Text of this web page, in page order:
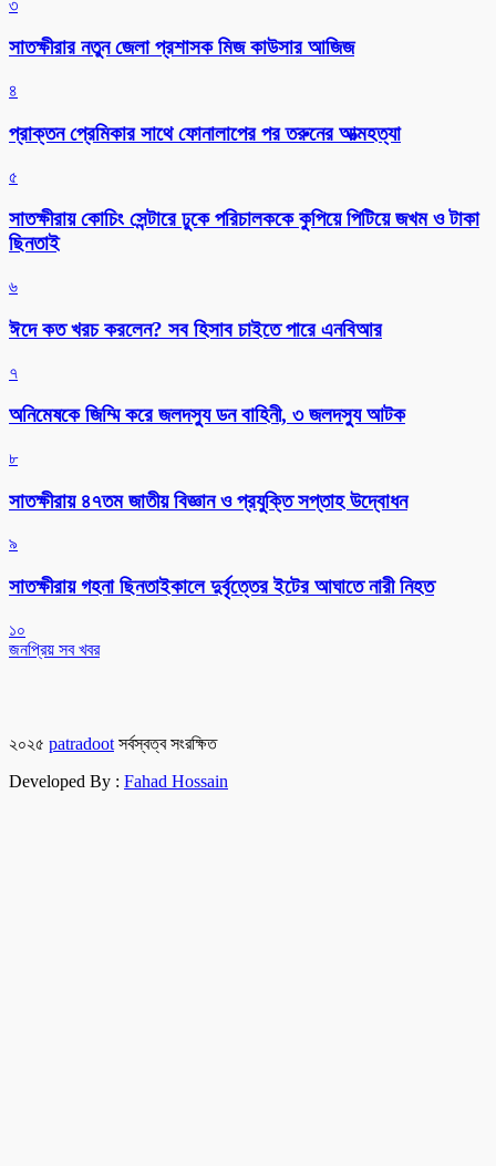
৩
সাতক্ষীরার নতুন জেলা প্রশাসক মিজ কাউসার আজিজ
৪
প্রাক্তন প্রেমিকার সাথে ফোনালাপের পর তরুনের আত্মহত্যা
৫
সাতক্ষীরায় কোচিং সেন্টারে ঢুকে পরিচালককে কুপিয়ে পিটিয়ে জখম ও টাকা
ছিনতাই
৬
ঈদে কত খরচ করলেন? সব হিসাব চাইতে পারে এনবিআর
৭
অনিমেষকে জিম্মি করে জলদস্যু ডন বাহিনী, ৩ জলদস্যু আটক
৮
সাতক্ষীরায় ৪৭তম জাতীয় বিজ্ঞান ও প্রযুক্তি সপ্তাহ উদ্বোধন
৯
সাতক্ষীরায় গহনা ছিনতাইকালে দুর্বৃত্তের ইটের আঘাতে নারী নিহত
১০
জনপ্রিয় সব খবর
২০২৫ patradoot সর্বস্বত্ব সংরক্ষিত
Developed By : Fahad Hossain